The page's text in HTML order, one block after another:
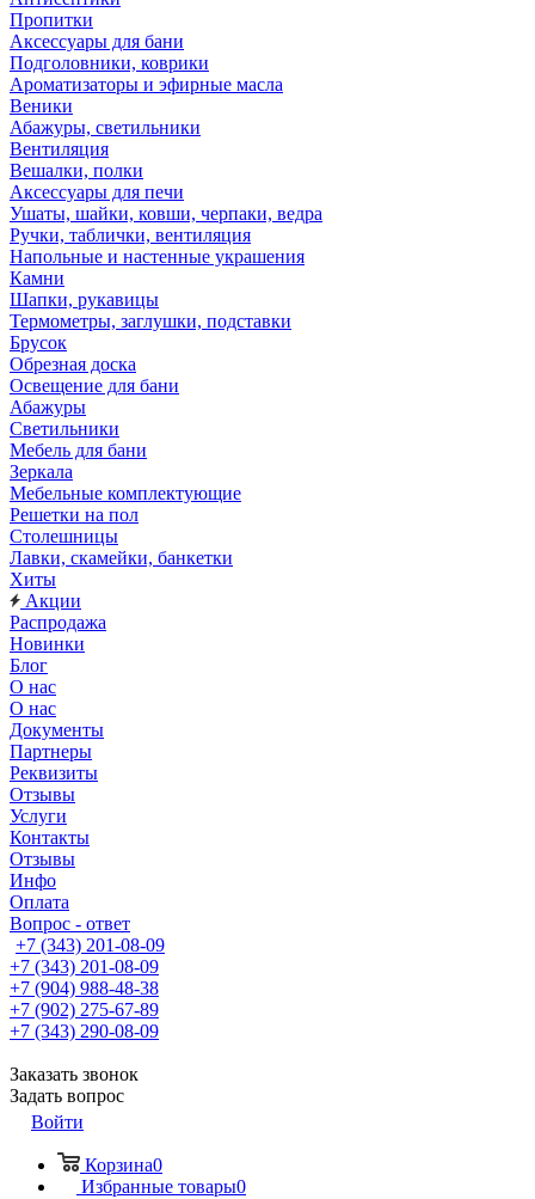
Пропитки
Аксессуары для бани
Подголовники, коврики
Ароматизаторы и эфирные масла
Веники
Абажуры, светильники
Вентиляция
Вешалки, полки
Аксессуары для печи
Ушаты, шайки, ковши, черпаки, ведра
Ручки, таблички, вентиляция
Напольные и настенные украшения
Камни
Шапки, рукавицы
Термометры, заглушки, подставки
Брусок
Обрезная доска
Освещение для бани
Абажуры
Светильники
Мебель для бани
Зеркала
Мебельные комплектующие
Решетки на пол
Столешницы
Лавки, скамейки, банкетки
Хиты
Акции
Распродажа
Новинки
Блог
О нас
О нас
Документы
Партнеры
Реквизиты
Отзывы
Услуги
Контакты
Отзывы
Инфо
Оплата
Вопрос - ответ
+7 (343) 201-08-09
+7 (343) 201-08-09
+7 (904) 988-48-38
+7 (902) 275-67-89
+7 (343) 290-08-09
Заказать звонок
Задать вопрос
Войти
Корзина0
Избранные товары0